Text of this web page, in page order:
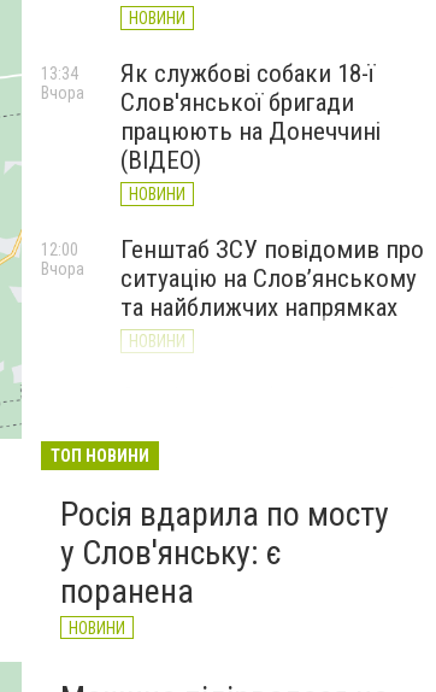
НОВИНИ
Як службові собаки 18-ї
Слов'янської бригади
працюють на Донеччині
(ВІДЕО)
НОВИНИ
13:34
Вчора
Генштаб ЗСУ повідомив про
ситуацію на Слов’янському
та найближчих напрямках
НОВИНИ
12:00
Вчора
великої війни: 7 серпня
ТОП НОВИНИ
Росія вдарила по мосту
у Слов'янську: є
поранена
НОВИНИ